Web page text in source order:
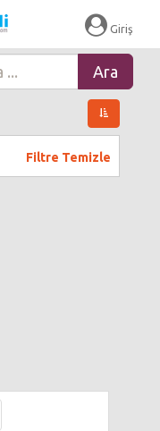
Giriş
Filtre Temizle